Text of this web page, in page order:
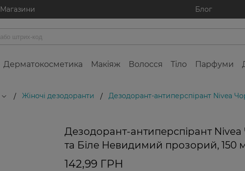
Магазини Блог
Дерматокосметика Макіяж Волосся Тіло Парфуми
/ Жіночі дезодоранти / Дезодорант-антиперспірант Nivea
Дезодорант-антиперспірант
та Біле Невидимий прозорий, 150
142,99 ГРН